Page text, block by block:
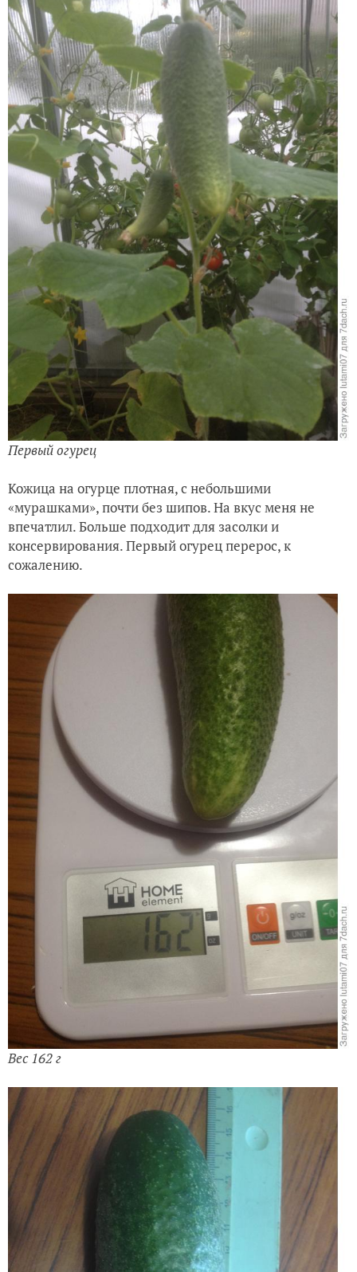
Первый огурец
Кожица на огурце плотная, с небольшими
«мурашками», почти без шипов. На вкус меня не
впечатлил. Больше подходит для засолки и
консервирования. Первый огурец перерос, к
сожалению.
Вес 162 г